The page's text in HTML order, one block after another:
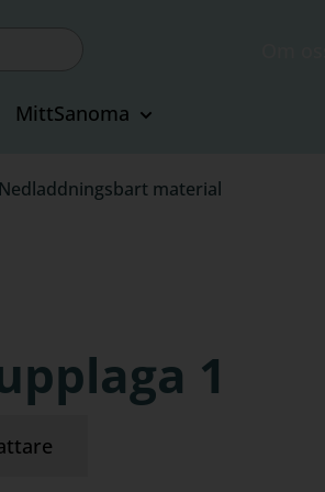
MittSanoma
Nedladdningsbart material
1